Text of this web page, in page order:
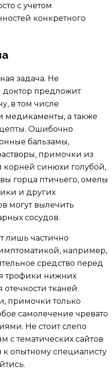
с учетом
конкретного
задача. Не
предложит
в том числе
медикаменты, а также
Ошибочно
бальзамы,
примочки из
корней синюхи голубой,
горца птичьего, омелы
и других
могут вылечить
сосудов.
лишь частично
например,
средство перед
трофики нижних
отечности тканей.
примочки только
самолечение чревато
Не стоит слепо
с тематических сайтов
к опытному специалисту